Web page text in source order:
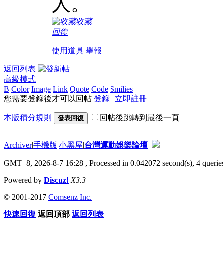
收藏
回復
使用道具 舉報
返回列表
高級模式
B Color Image Link Quote Code Smilies
您需要登錄後才可以回帖 登錄 | 立即註冊
本版積分規則 發表回復 回帖後跳轉到最後一頁
Archiver|手機版|小黑屋|台灣運動娛樂論壇
GMT+8, 2026-8-7 16:28 , Processed in 0.042072 second(s), 4
Powered by Discuz! X3.3
© 2001-2017 Comsenz Inc.
快速回復 返回頂部 返回列表